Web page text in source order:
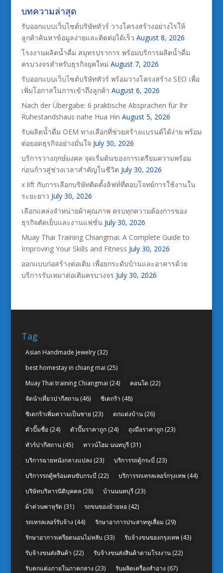
บทความล่าสุด
รับออกแบบเว็บไซต์บริษัททัวร์ วางโครงสร้างอย่างไรให้
ลูกค้าค้นหาข้อมูลง่ายและติดต่อได้เร็ว August 8, 2026
โรงงานผลิตน้ำดื่ม สมุทรปราการ พร้อมบริการผลิตน้ำดื่ม
ครบวงจรสำหรับธุรกิจยุคใหม่ August 7, 2026
รับออกแบบเว็บไซต์บริษัททัวร์ พร้อมวางโครงสร้าง SEO เพื่อ
เพิ่มโอกาสในการเข้าถึงลูกค้า August 6, 2026
Nach der Übergabe: 6 praktische Absprachen für Ihr
Ruhestandshaus nahe Hua Hin August 5, 2026
รับผลิตน้ำดื่ม OEM ทางเลือกที่ช่วยสร้างแบรนด์ได้ง่าย พร้อม
ต่อยอดธุรกิจอย่างมั่นใจ July 30, 2026
บริการวางฤกษ์มงคล จุดเริ่มต้นของการเตรียมความพร้อม
ก่อนก้าวสู่ช่วงเวลาสำคัญในชีวิต July 30, 2026
x lift กับการเลือกบริษัทติดตั้งลิฟท์ที่ตอบโจทย์การใช้งานใน
ระยะยาว July 30, 2026
เลือกแหล่งจำหน่ายผ้าคุณภาพ ครบทุกความต้องการของ
ธุรกิจตัดเย็บและงานแฟชั่น July 30, 2026
Muay Thai Training Chiangmai: A Complete Guide to
Improving Your Skills and Fitness July 30, 2026
ออกแบบก่อสร้างต่อเติม เพื่อยกระดับบ้านและอาคารด้วย
บริการรับเหมาต่อเติมครบวงจร July 30, 2026
Tag
Asian Handmade Jewelry(32)
best homestay in chiang mai (25)
Muay Thai training Chiangmai (24) คอนโด (22)
จัดนำเที่ยวปากีสถาน(46) ซิเดกร้า (48)
ซิเดกร้าเพิ่มความเป็นชาย (23) ตกแต่งบ้าน(26)
ตัวปั๊มชื่อ(24) ตัวปั๊มราคาถูก(24) ถุงมือราคาถูก(23)
ทัวร์ปากีสถาน(45) ทาวน์โฮม นนทบุรี(31)
บริการฉายหนังกลางแปลง (23) บริการรถตู้กระบี่ (23)
บริการรถตู้พร้อมคนขับกระบี่ (22) บริการรถเทรลเลอร์กรุงเทพ (44)
บริษัทบริหารนิติบุคคล(28) บ้านนนทบุรี(23)
ผ้าต่วนพาหุรัด (31) รถขนของย้ายหอ(42)
รถเทรลเลอร์รับจ้าง (44) รักษาอาการประสาทหูเสื่อม (29)
รักษาอาการเครียดนอนไม่หลับ (33) รับจ้างขนของกรุงเทพ (43)
รับจ้างขนส่งสินค้า (22) รับจ้างขนส่งสินค้าตามโรงงาน(22)
รับตกแต่งภายในภาคกลาง (23) รับผลิตเครื่องสำอาง (67)